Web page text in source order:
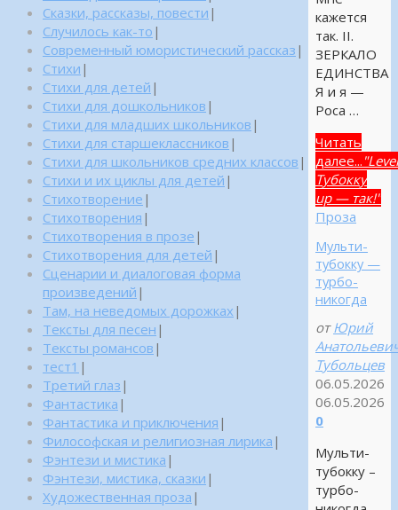
кажется
так. II.
ЗЕРКАЛО
ЕДИНСТВА
Я и я —
Роса …
Читать
далее...
Тубокку
up — так!"
Проза
Мульти-
тубокку —
турбо-
никогда
от Юрий
Тубольцев
06.05.2026
06.05.2026
0
Мульти-
тубокку –
турбо-
Сказки, рассказы, повести |
Случилось как-то |
Современный юмористический рассказ |
Стихи |
Стихи для детей |
Стихи для дошкольников |
Стихи для младших школьников |
Стихи для старшеклассников |
Стихи для школьников средних классов |
Стихи и их циклы для детей |
Стихотворение |
Стихотворения |
Стихотворения в прозе |
Стихотворения для детей |
Сценарии и диалоговая форма
произведений |
Там, на неведомых дорожках |
Тексты для песен |
Тексты романсов |
тест1 |
Третий глаз |
Фантастика |
Фантастика и приключения |
Философская и религиозная лирика |
Фэнтези и мистика |
Фэнтези, мистика, сказки |
Художественная проза |